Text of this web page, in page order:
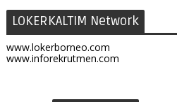
LOKERKALTIM Network
www.lokerborneo.com
www.inforekrutmen.com